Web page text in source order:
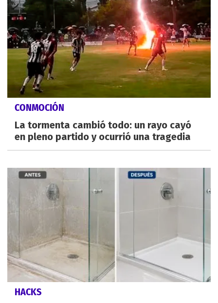
CONMOCIÓN
La tormenta cambió todo: un rayo cayó
en pleno partido y ocurrió una tragedia
HACKS